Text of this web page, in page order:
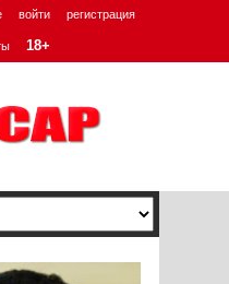
войти регистрация
18+